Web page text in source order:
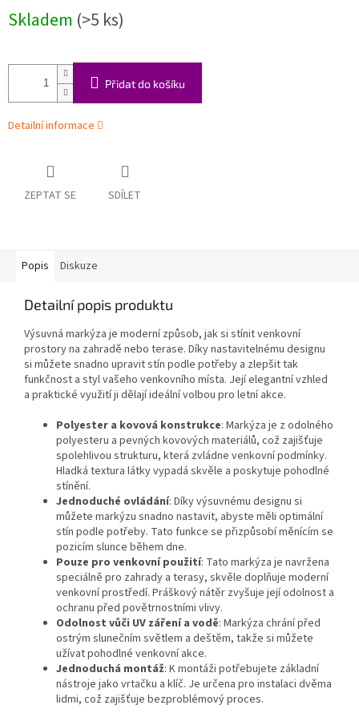
cena:
Skladem (>5 ks)
Přidat do košíku
Detailní informace
ZEPTAT SE SDÍLET
Popis Diskuze
Detailní popis produktu
Výsuvná markýza je moderní způsob, jak si stínit venkovní
prostory na zahradě nebo terase. Díky nastavitelnému designu
si můžete snadno upravit stín podle potřeby a zlepšit tak
funkčnost a styl vašeho venkovního místa. Její elegantní vzhled
a praktické využití ji dělají ideální volbou pro letní akce.
Polyester a kovová konstrukce: Markýza je z odolného
polyesteru a pevných kovových materiálů, což zajišťuje
spolehlivou strukturu, která zvládne venkovní podmínky.
Hladká textura látky vypadá skvěle a poskytuje pohodlné
stínění.
Jednoduché ovládání: Díky výsuvnému designu si
můžete markýzu snadno nastavit, abyste měli optimální
stín podle potřeby. Tato funkce se přizpůsobí měnícím se
pozicím slunce během dne.
Pouze pro venkovní použití: Tato markýza je navržena
speciálně pro zahrady a terasy, skvěle doplňuje moderní
venkovní prostředí. Práškový nátěr zvyšuje její odolnost a
ochranu před povětrnostními vlivy.
Odolnost vůči UV záření a vodě: Markýza chrání před
ostrým slunečním světlem a deštěm, takže si můžete
užívat pohodlné venkovní akce.
Jednoduchá montáž: K montáži potřebujete základní
nástroje jako vrtačku a klíč. Je určena pro instalaci dvěma
lidmi, což zajišťuje bezproblémový proces.